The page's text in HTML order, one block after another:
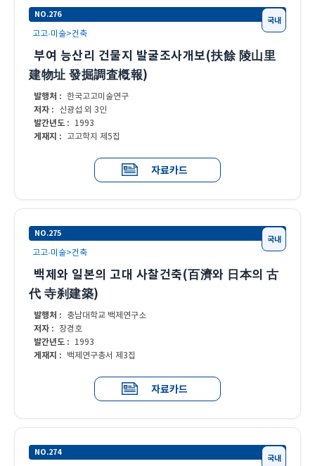
NO.276
고고·미술>건축
부여 능산리 건물지 발굴조사개보(扶餘 陵山里
建物址 發掘調査槪報)
발행처 : 한국고고미술연구
저자 : 신광섭 외 3인
발간년도 : 1993
게재지 : 고고학지 제5집
자료카드
국내
NO.275
고고·미술>건축
백제와 일본의 고대 사찰건축(百濟와 日本의 古
代 寺刹建築)
발행처 : 충남대학교 백제연구소
저자 : 장경호
발간년도 : 1993
게재지 : 백제연구총서 제3집
자료카드
국내
NO.274
국내